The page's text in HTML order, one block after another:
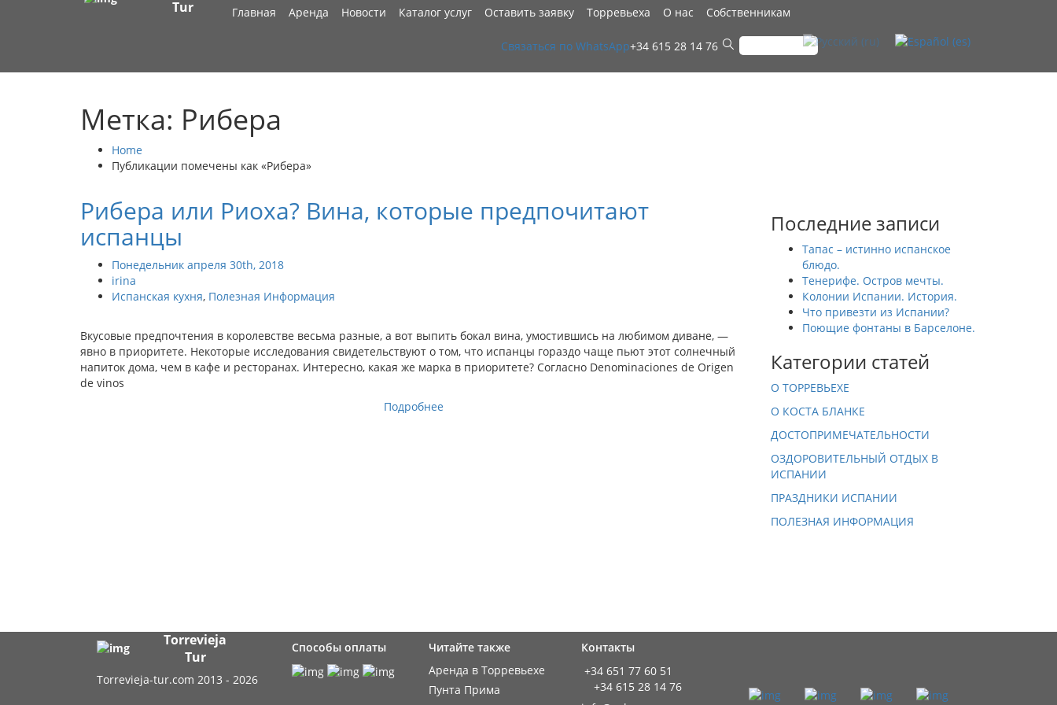
Tur
Главная Аренда Новости Каталог услуг Оставить заявку Торревьеха О нас Собственникам
Связаться по WhatsApp+34 615 28 14 76
Метка: Рибера
Home
Публикации помечены как «Рибера»
Рибера или Риоха? Вина, которые предпочитают
испанцы
Понедельник апреля 30th, 2018
irina
Испанская кухня, Полезная Информация
Вкусовые предпочтения в королевстве весьма разные, а вот выпить бокал вина, умостившись на любимом диване, —
явно в приоритете. Некоторые исследования свидетельствуют о том, что испанцы гораздо чаще пьют этот солнечный
напиток дома, чем в кафе и ресторанах. Интересно, какая же марка в приоритете? Согласно Denominaciones de Origen
de vinos
Подробнее
Последние записи
Тапас – истинно испанское
блюдо.
Тенерифе. Остров мечты.
Колонии Испании. История.
Что привезти из Испании?
Поющие фонтаны в Барселоне.
Категории статей
О ТОРРЕВЬЕХЕ
О КОСТА БЛАНКЕ
ДОСТОПРИМЕЧАТЕЛЬНОСТИ
ОЗДОРОВИТЕЛЬНЫЙ ОТДЫХ В
ИСПАНИИ
ПРАЗДНИКИ ИСПАНИИ
ПОЛЕЗНАЯ ИНФОРМАЦИЯ
Torrevieja
Tur
Torrevieja-tur.com 2013 - 2026
Способы оплаты
Читайте также
Аренда в Торревьехе
Пунта Прима
Контакты
+34 651 77 60 51
+34 615 28 14 76